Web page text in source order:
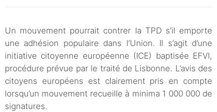
Un mouvement pourrait contrer la TPD s’il emporte
une adhésion populaire dans l’Union. Il s’agit d’une
initiative citoyenne européenne (ICE) baptisée EFVI,
procédure prévue par le traité de Lisbonne. L’avis des
citoyens européens est clairement pris en compte
lorsqu’un mouvement recueille à minima 1 000 000 de
signatures.